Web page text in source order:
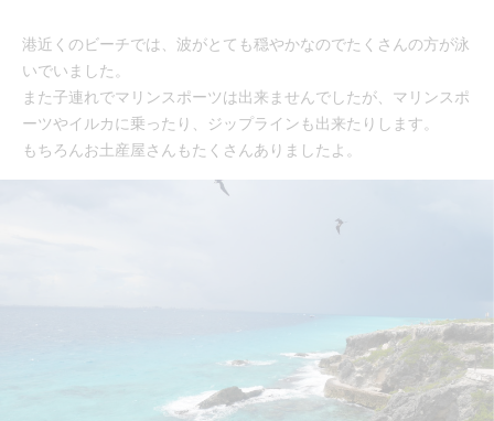
港近くのビーチでは、波がとても穏やかなのでたくさんの方が泳
いでいました。
また子連れでマリンスポーツは出来ませんでしたが、マリンスポ
ーツやイルカに乗ったり、ジップラインも出来たりします。
もちろんお土産屋さんもたくさんありましたよ。